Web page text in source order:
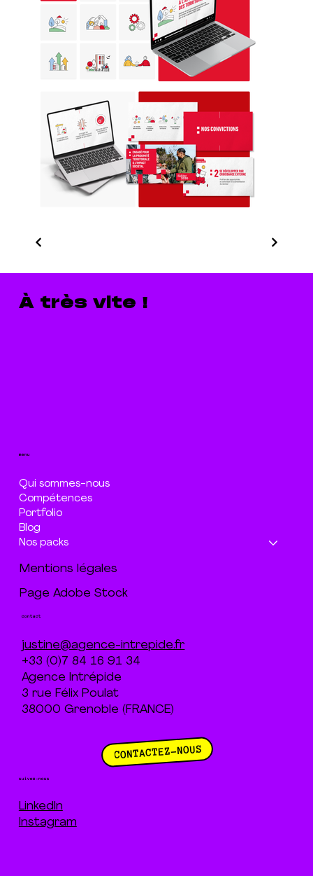
À très vite !
menu
Qui sommes-nous
Compétences
Portfolio
Blog
Nos packs
Mentions légales
Page Adobe Stock
suivez-nous
LinkedIn
Instagram
contact
justine@agence-intrepide.fr
+33 (0)7 84 16 91 34
Agence Intrépide
3 rue Félix Poulat
38000 Grenoble (FRANCE)
CONTACTEZ-NOUS